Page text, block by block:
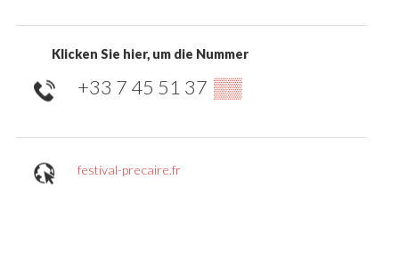
Klicken Sie hier, um die Nummer
+33 7 45 51 37 ▒▒
festival-precaire.fr